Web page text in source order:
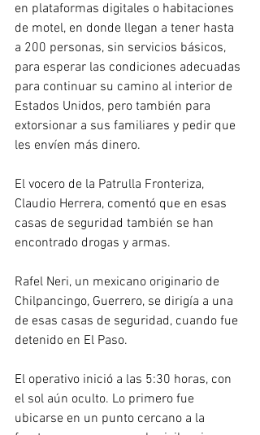
en plataformas digitales o habitaciones
de motel, en donde llegan a tener hasta
a 200 personas, sin servicios básicos,
para esperar las condiciones adecuadas
para continuar su camino al interior de
Estados Unidos, pero también para
extorsionar a sus familiares y pedir que
les envíen más dinero.
El vocero de la Patrulla Fronteriza,
Claudio Herrera, comentó que en esas
casas de seguridad también se han
encontrado drogas y armas.
Rafel Neri, un mexicano originario de
Chilpancingo, Guerrero, se dirigía a una
de esas casas de seguridad, cuando fue
detenido en El Paso.
El operativo inició a las 5:30 horas, con
el sol aún oculto. Lo primero fue
ubicarse en un punto cercano a la